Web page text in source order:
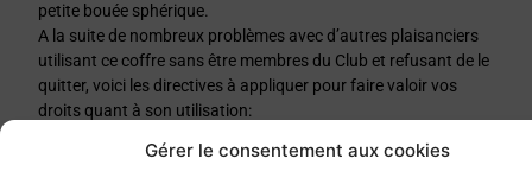
Gérer le consentement aux cookies
petite bouée sphérique.
A la suite de nombreux problèmes avec d’autres plaisanciers
utilisant ce coffre sans être membres du Club et refusant de le
quitter, voici les directives à appliquer pour faire valoir vos
droits quant à son utilisation:
guidon du CNMT ;